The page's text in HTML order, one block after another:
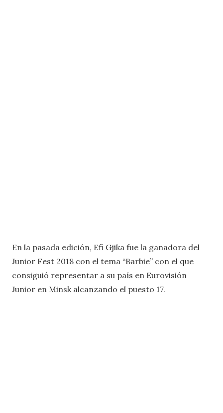
En la pasada edición, Efi Gjika fue la ganadora del
Junior Fest 2018 con el tema “Barbie” con el que
consiguió representar a su país en Eurovisión
Junior en Minsk alcanzando el puesto 17.